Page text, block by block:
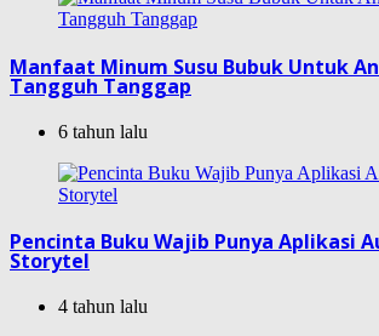
Manfaat Minum Susu Bubuk Untuk
Tangguh Tanggap
6 tahun lalu
Pencinta Buku Wajib Punya Aplikasi
Storytel
4 tahun lalu